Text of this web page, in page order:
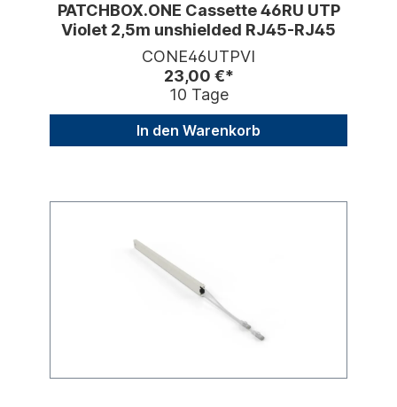
PATCHBOX.ONE Cassette 46RU UTP
Violet 2,5m unshielded RJ45-RJ45
CONE46UTPVI
23,00 €*
10 Tage
In den Warenkorb